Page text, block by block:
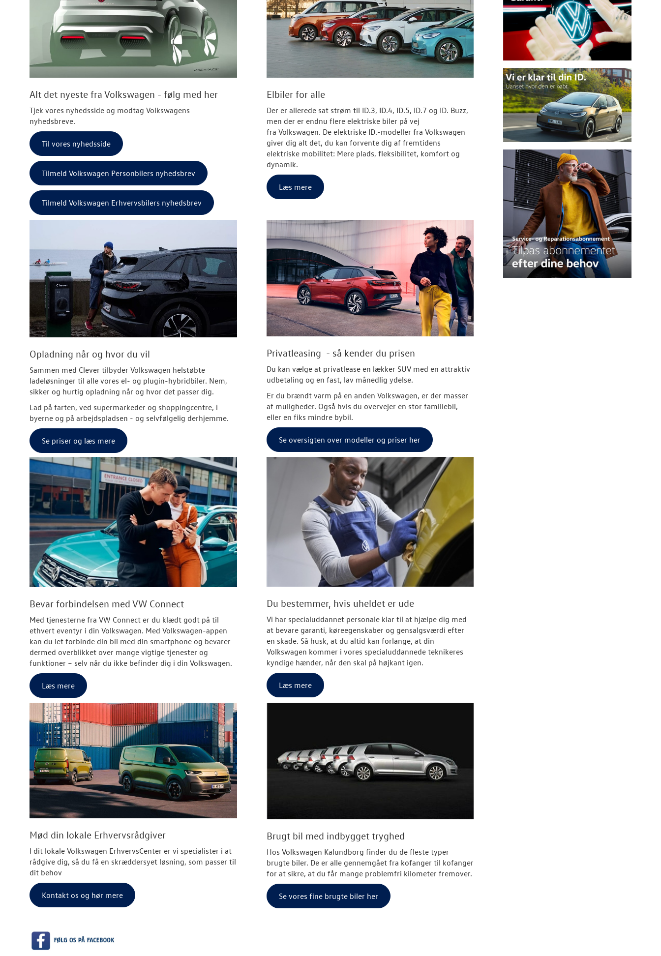
Alt det nyeste fra Volkswagen - følg med her
Tjek vores nyhedsside og modtag Volkswagens
nyhedsbreve.
Til vores nyhedsside
Tilmeld Volkswagen Personbilers nyhedsbrev
Tilmeld Volkswagen Erhvervsbilers nyhedsbrev
Elbiler for alle
Der er allerede sat strøm til ID.3, ID.4, ID.5, ID.7 og ID. Buzz,
men der er endnu flere elektriske biler på vej
fra Volkswagen. De elektriske ID.-modeller fra Volkswagen
giver dig alt det, du kan forvente dig af fremtidens
elektriske mobilitet: Mere plads, fleksibilitet, komfort og
dynamik.
Læs mere
Opladning når og hvor du vil
Sammen med Clever tilbyder Volkswagen helstøbte
ladeløsninger til alle vores el- og plugin-hybridbiler. Nem,
sikker og hurtig opladning når og hvor det passer dig.
Lad på farten, ved supermarkeder og shoppingcentre, i
byerne og på arbejdspladsen - og selvfølgelig derhjemme.
Se priser og læs mere
Privatleasing - så kender du prisen
Du kan vælge at privatlease en lækker SUV med en attraktiv
udbetaling og en fast, lav månedlig ydelse.
Er du brændt varm på en anden Volkswagen, er der masser
af muligheder. Også hvis du overvejer en stor familiebil,
eller en fiks mindre bybil.
Se oversigten over modeller og priser her
Bevar forbindelsen med VW Connect
Med tjenesterne fra VW Connect er du klædt godt på til
ethvert eventyr i din Volkswagen. Med Volkswagen-appen
kan du let forbinde din bil med din smartphone og bevarer
dermed overblikket over mange vigtige tjenester og
funktioner – selv når du ikke befinder dig i din Volkswagen.
Læs mere
Du bestemmer, hvis uheldet er ude
Vi har specialuddannet personale klar til at hjælpe dig med
at bevare garanti, køreegenskaber og gensalgsværdi efter
en skade. Så husk, at du altid kan forlange, at din
Volkswagen kommer i vores specialuddannede teknikeres
kyndige hænder, når den skal på højkant igen.
Læs mere
Mød din lokale Erhvervsrådgiver
I dit lokale Volkswagen ErhvervsCenter er vi specialister i at
rådgive dig, så du få en skræddersyet løsning, som passer til
dit behov
Kontakt os og hør mere
Brugt bil med indbygget tryghed
Hos Volkswagen Kalundborg finder du de fleste typer
brugte biler. De er alle gennemgået fra kofanger til kofanger
for at sikre, at du får mange problemfri kilometer fremover.
Se vores fine brugte biler her